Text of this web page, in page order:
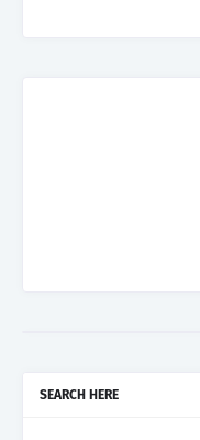
SEARCH HERE